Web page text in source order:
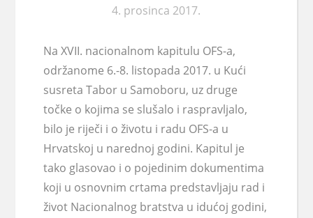
4. prosinca 2017.
Na XVII. nacionalnom kapitulu OFS-a,
održanome 6.-8. listopada 2017. u Kući
susreta Tabor u Samoboru, uz druge
točke o kojima se slušalo i raspravljalo,
bilo je riječi i o životu i radu OFS-a u
Hrvatskoj u narednoj godini. Kapitul je
tako glasovao i o pojedinim dokumentima
koji u osnovnim crtama predstavljaju rad i
život Nacionalnog bratstva u idućoj godini,